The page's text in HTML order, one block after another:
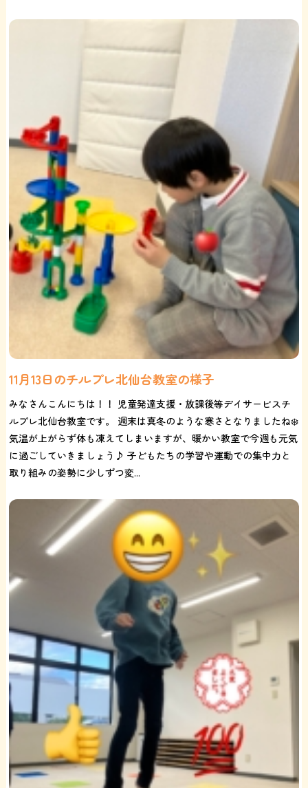
11月13日のチルプレ北仙台教室の様子
みなさんこんにちは！！ 児童発達支援・放課後等デイサービスチ
ルプレ北仙台教室です。 週末は真冬のような寒さとなりましたね❄️
気温が上がらず体も凍えてしまいますが、暖かい教室で今週も元気
に過ごしていきましょう♪ 子どもたちの学習や運動での集中力と
取り組みの姿勢に少しずつ変...